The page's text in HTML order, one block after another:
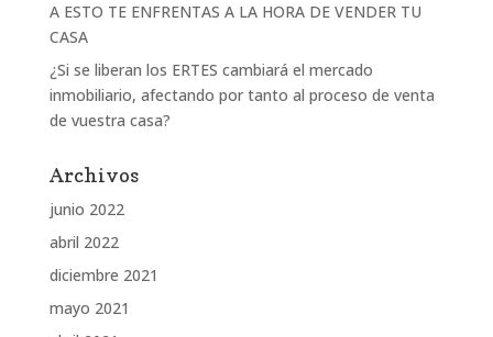
A ESTO TE ENFRENTAS A LA HORA DE VENDER TU
CASA
¿Si se liberan los ERTES cambiará el mercado
inmobiliario, afectando por tanto al proceso de venta
de vuestra casa?
Archivos
junio 2022
abril 2022
diciembre 2021
mayo 2021